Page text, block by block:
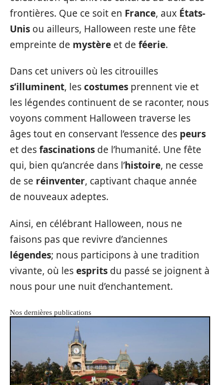
frontières. Que ce soit en France, aux États-
Unis ou ailleurs, Halloween reste une fête
empreinte de mystère et de féerie.
Dans cet univers où les citrouilles
s’illuminent, lescostumes prennent vie et
les légendes continuent de se raconter, nous
voyons comment Halloween traverse les
âges tout en conservant l’essence des peurs
et desfascinations de l’humanité. Une fête
qui, bien qu’ancrée dans l’histoire, ne cesse
de se réinventer, captivant chaque année
de nouveaux adeptes.
Ainsi, en célébrant Halloween, nous ne
faisons pas que revivre d’anciennes
légendes; nous participons à une tradition
vivante, où lesesprits du passé se joignent à
nous pour une nuit d’enchantement.
Nos dernières publications